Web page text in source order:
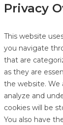
Privacy
This website
you navigate
that are
as they are
the website. We
analyze and
cookies will be
You also have